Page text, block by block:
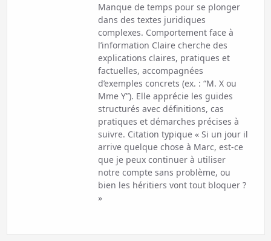
Manque de temps pour se plonger
dans des textes juridiques
complexes. Comportement face à
l’information Claire cherche des
explications claires, pratiques et
factuelles, accompagnées
d’exemples concrets (ex. : “M. X ou
Mme Y”). Elle apprécie les guides
structurés avec définitions, cas
pratiques et démarches précises à
suivre. Citation typique « Si un jour il
arrive quelque chose à Marc, est-ce
que je peux continuer à utiliser
notre compte sans problème, ou
bien les héritiers vont tout bloquer ?
»